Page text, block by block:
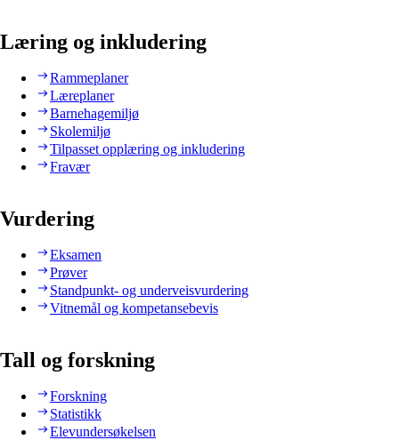
Læring og inkludering
Rammeplaner
Læreplaner
Barnehagemiljø
Skolemiljø
Tilpasset opplæring og inkludering
Fravær
Vurdering
Eksamen
Prøver
Standpunkt- og underveisvurdering
Vitnemål og kompetansebevis
Tall og forskning
Forskning
Statistikk
Elevundersøkelsen